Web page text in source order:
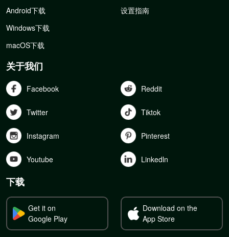
Android下载
Windows下载
macOS下载
设置指南
关于我们
Facebook Reddit
Twitter Tiktok
Instagram Pinterest
Youtube Linkedln
下载
Get it on
Google Play
Download on the
App Store